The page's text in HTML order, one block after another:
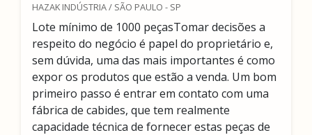
HAZAK INDÚSTRIA / SÃO PAULO - SP
Lote mínimo de 1000 peçasTomar decisões a
respeito do negócio é papel do proprietário e,
sem dúvida, uma das mais importantes é como
expor os produtos que estão a venda. Um bom
primeiro passo é entrar em contato com uma
fábrica de cabides, que tem realmente
capacidade técnica de fornecer estas peças de